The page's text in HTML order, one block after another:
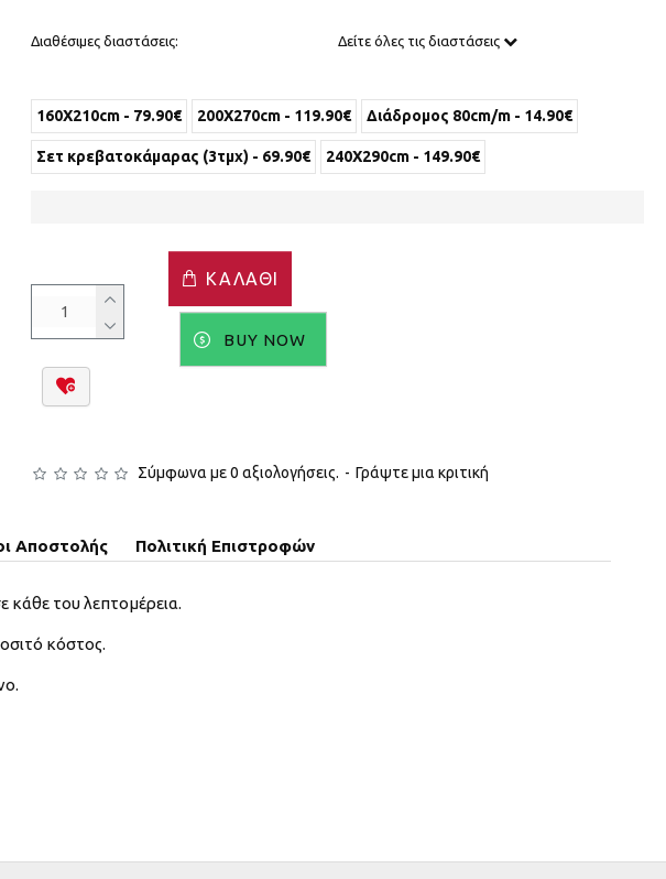
Σύμφωνα με 0 αξιολογήσεις. - Γράψτε μια κριτική
Διαθέσιμες διαστάσεις: Δείτε όλες τις διαστάσεις
160X210cm - 79.90€ 200X270cm - 119.90€ Διάδρομος 80cm/m - 14.90€
Σετ κρεβατοκάμαρας (3τμχ) - 69.90€ 240X290cm - 149.90€
ΚΑΛΆΘΙ
BUY NOW
Αποστολής Πολιτική Επιστροφών
κάθε του λεπτομέρεια.
κόστος.